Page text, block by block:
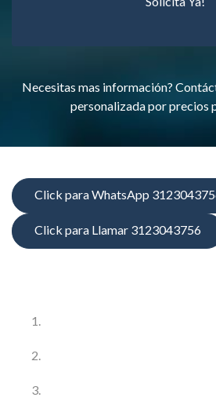
Necesitas mas información?
personalizada por precios
Click para WhatsApp
Click para Llamar 3123043756